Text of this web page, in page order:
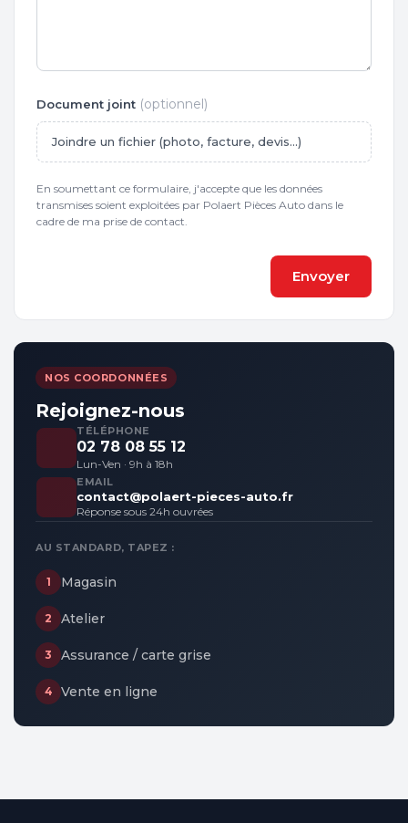
Document joint (optionnel)
Joindre un fichier (photo, facture, devis…)
En soumettant ce formulaire, j'accepte que les données
transmises soient exploitées par Polaert Pièces Auto dans le
cadre de ma prise de contact.
Envoyer
NOS COORDONNÉES
Rejoignez-nous
TÉLÉPHONE
02 78 08 55 12
Lun-Ven · 9h à 18h
EMAIL
contact@polaert-pieces-auto.fr
Réponse sous 24h ouvrées
AU STANDARD, TAPEZ :
1 Magasin
2 Atelier
3 Assurance / carte grise
4 Vente en ligne